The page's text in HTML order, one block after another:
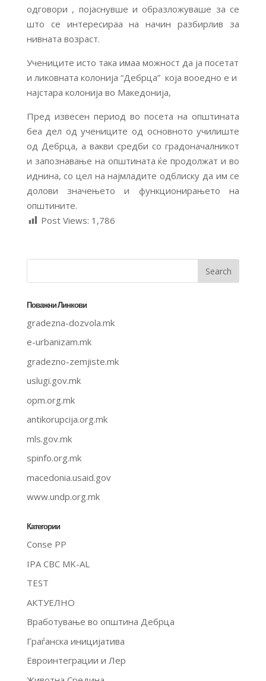
одговори , појаснувше и образложуваше за се
што се интересираа на начин разбирлив за
нивната возраст.
Учениците исто така имаа можност да ја посетат
и ликовната колонија “Дебрца” која вооедно е и
најстара колонија во Македонија,
Пред извесен период во посета на општината
беа дел од учениците од основното училиште
од Дебрца, а вакви средби со градоначалникот
и запознавање на општината ќе продолжат и во
иднина, со цел на најмладите одблиску да им се
долови значењето и функционирањето на
општините.
Post Views: 1,786
Поважни Линкови
gradezna-dozvola.mk
e-urbanizam.mk
gradezno-zemjiste.mk
uslugi.gov.mk
opm.org.mk
antikorupcija.org.mk
mls.gov.mk
spinfo.org.mk
macedonia.usaid.gov
www.undp.org.mk
Категории
Conse PP
IPA CBC MK-AL
TEST
АКТУЕЛНО
Вработување во општина Дебрца
Граѓанска иницијатива
Евроинтеграции и Лер